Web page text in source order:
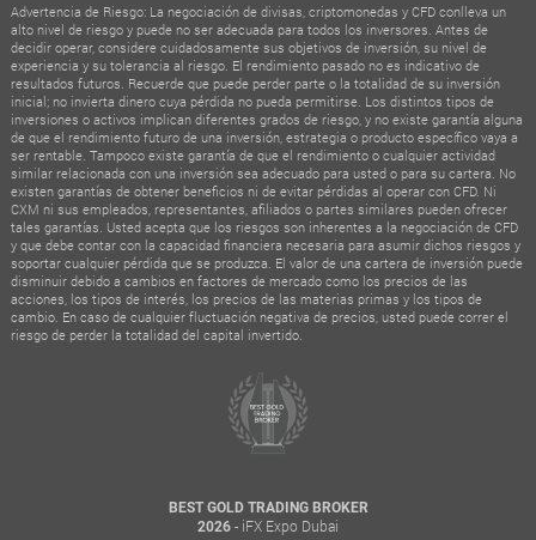
Advertencia de Riesgo: La negociación de divisas, criptomonedas y CFD conlleva un
alto nivel de riesgo y puede no ser adecuada para todos los inversores. Antes de
decidir operar, considere cuidadosamente sus objetivos de inversión, su nivel de
experiencia y su tolerancia al riesgo. El rendimiento pasado no es indicativo de
resultados futuros. Recuerde que puede perder parte o la totalidad de su inversión
inicial; no invierta dinero cuya pérdida no pueda permitirse. Los distintos tipos de
inversiones o activos implican diferentes grados de riesgo, y no existe garantía alguna
de que el rendimiento futuro de una inversión, estrategia o producto específico vaya a
ser rentable. Tampoco existe garantía de que el rendimiento o cualquier actividad
similar relacionada con una inversión sea adecuado para usted o para su cartera. No
existen garantías de obtener beneficios ni de evitar pérdidas al operar con CFD. Ni
CXM ni sus empleados, representantes, afiliados o partes similares pueden ofrecer
tales garantías. Usted acepta que los riesgos son inherentes a la negociación de CFD
y que debe contar con la capacidad financiera necesaria para asumir dichos riesgos y
soportar cualquier pérdida que se produzca. El valor de una cartera de inversión puede
disminuir debido a cambios en factores de mercado como los precios de las
acciones, los tipos de interés, los precios de las materias primas y los tipos de
cambio. En caso de cualquier fluctuación negativa de precios, usted puede correr el
riesgo de perder la totalidad del capital invertido.
BEST GOLD TRADING BROKER
2026 - iFX Expo Dubai